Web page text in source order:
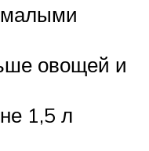
малыми
овощей и
1,5 л